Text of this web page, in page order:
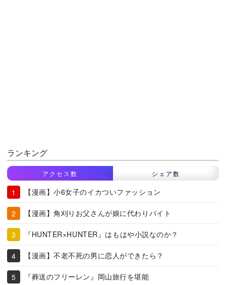
ランキング
アクセス数 シェア数
【漫画】小6女子のイカついファッション
【漫画】角刈りお父さんが娘に代わりバイト
『HUNTER×HUNTER』はもはや小説なのか？
【漫画】不老不死の男に恋人ができたら？
『葬送のフリーレン』岡山旅行を堪能